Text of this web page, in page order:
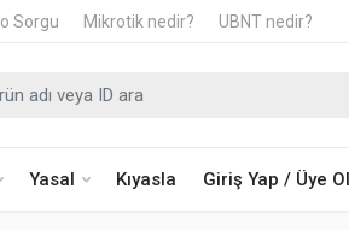
Sorgu Mikrotik nedir? UBNT nedir?
Yasal Kıyasla Giriş Yap / Üye Ol